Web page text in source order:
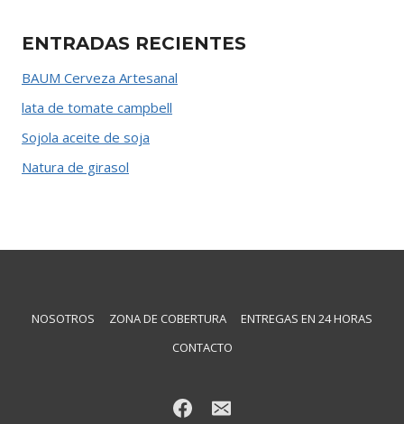
ENTRADAS RECIENTES
BAUM Cerveza Artesanal
lata de tomate campbell
Sojola aceite de soja
Natura de girasol
NOSOTROS ZONA DE COBERTURA
ENTREGAS EN 24 HORAS
CONTACTO